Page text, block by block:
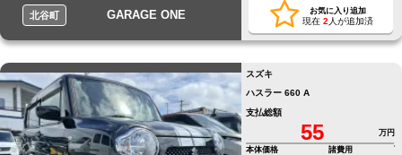
北谷町 GARAGE ONE お気に入り追加
現在 2 人が追加済
スズキ
ハスラー 660 A
支払総額
55
万円
本体価格
諸費用